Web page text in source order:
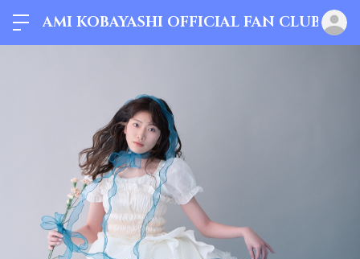
AMI KOBAYASHI OFFICIAL FAN CLUB